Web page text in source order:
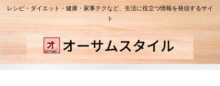
レシピ・ダイエット・健康・家事テクなど、生活に役立つ情報を発信するサイ
ト